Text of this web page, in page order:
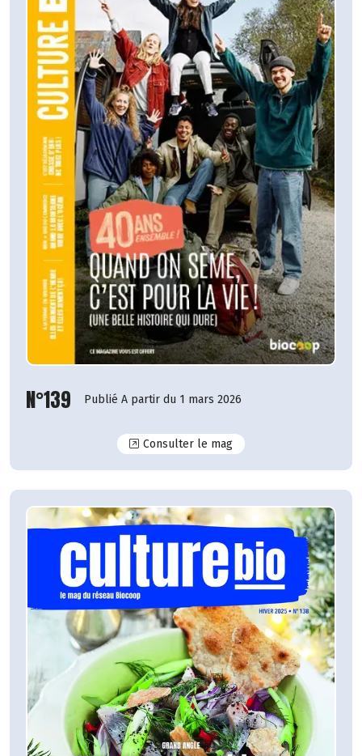
N°139 Publié A partir du 1 mars 2026
Consulter le magN°139